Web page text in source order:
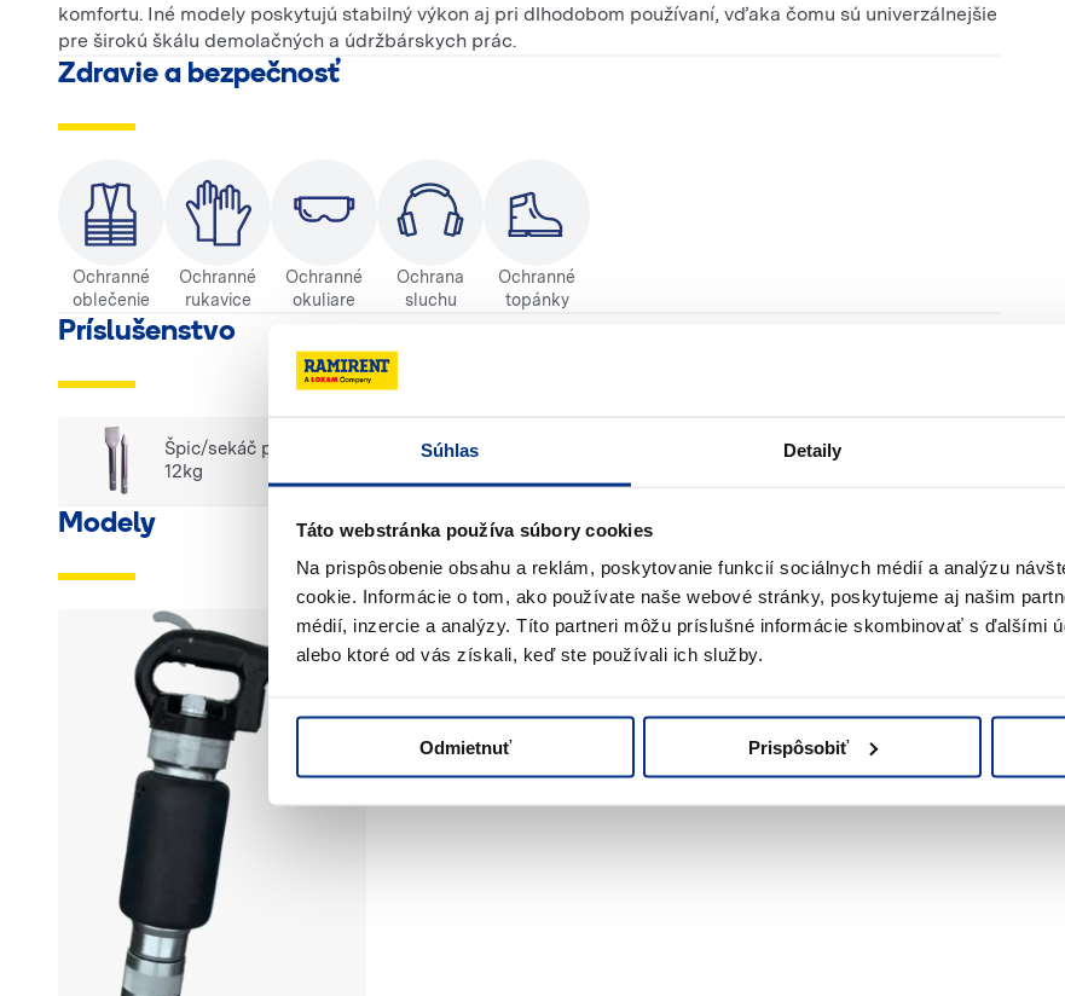
Súhlas Detaily
Táto webstránka používa súbory cookies
Na prispôsobenie obsahu a reklám, poskytovanie funkcií sociálnych médií a analýzu
cookie. Informácie o tom, ako používate naše webové stránky, poskytujeme aj našim
médií, inzercie a analýzy. Títo partneri môžu príslušné informácie skombinovať s ďalšími
alebo ktoré od vás získali, keď ste používali ich služby.
Odmietnuť Prispôsobiť
komfortu. Iné modely poskytujú stabilný výkon aj pri dlhodobom používaní, vďaka čomu sú univerzálnejšie
pre širokú škálu demolačných a údržbárskych prác.
Zdravie a bezpečnosť
Ochranné
oblečenie
Ochranné
rukavice
Ochranné
okuliare
Ochrana
sluchu
Ochranné
topánky
Príslušenstvo
Špic/sekáč pre búracie kladiva do
12kg
Uskutočnite svoju objednávku
Modely